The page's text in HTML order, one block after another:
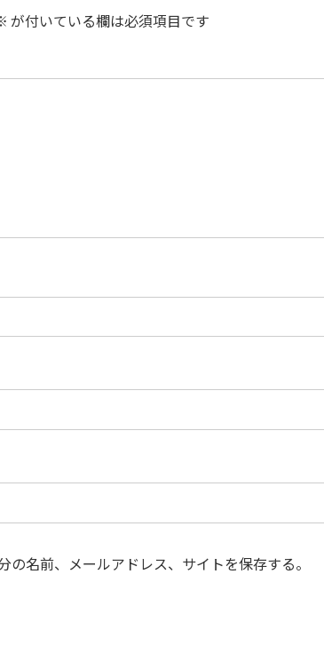
が付いている欄は必須項目です
名前、メールアドレス、サイトを保存する。